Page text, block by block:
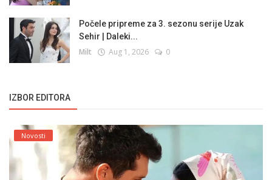
Počele pripreme za 3. sezonu serije Uzak
Sehir | Daleki...
Milt Aug 1, 2026 0
IZBOR EDITORA
Novosti